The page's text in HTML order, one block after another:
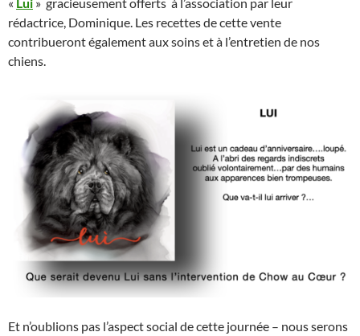
rédactrice, Dominique. Les recettes de cette vente
contribueront également aux soins et à l’entretien de nos
chiens.
Et n’oublions pas l’aspect social de cette journée – nous serons